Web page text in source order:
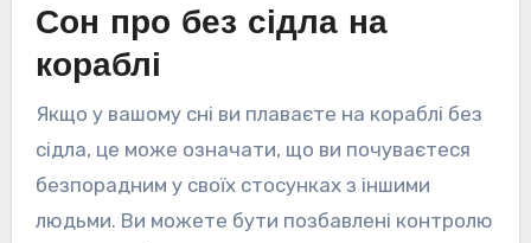
Сон про без сідла на
кораблі
Якщо у вашому сні ви плаваєте на кораблі без
сідла, це може означати, що ви почуваєтеся
безпорадним у своїх стосунках з іншими
людьми. Ви можете бути позбавлені контролю